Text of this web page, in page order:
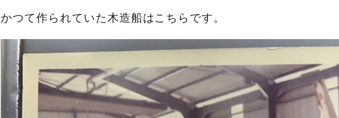
かつて作られていた木造船はこちらです。